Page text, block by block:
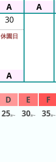
30
休園日
25分〜 30分〜 35分〜